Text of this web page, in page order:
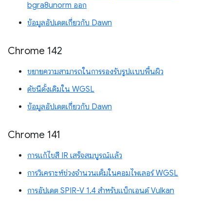
bgra8unorm ออก
ข้อมูลอัปเดตเกี่ยวกับ Dawn
Chrome 142
ขยายความสามารถในการรองรับรูปแบบพื้นผิว
ดัชนีดั้งเดิมใน WGSL
ข้อมูลอัปเดตเกี่ยวกับ Dawn
Chrome 141
การแก้ไขสี IR เสร็จสมบูรณ์แล้ว
การวิเคราะห์ช่วงจำนวนเต็มในคอมไพเลอร์ WGSL
การอัปเดต SPIR-V 1.4 สำหรับแบ็กเอนด์ Vulkan